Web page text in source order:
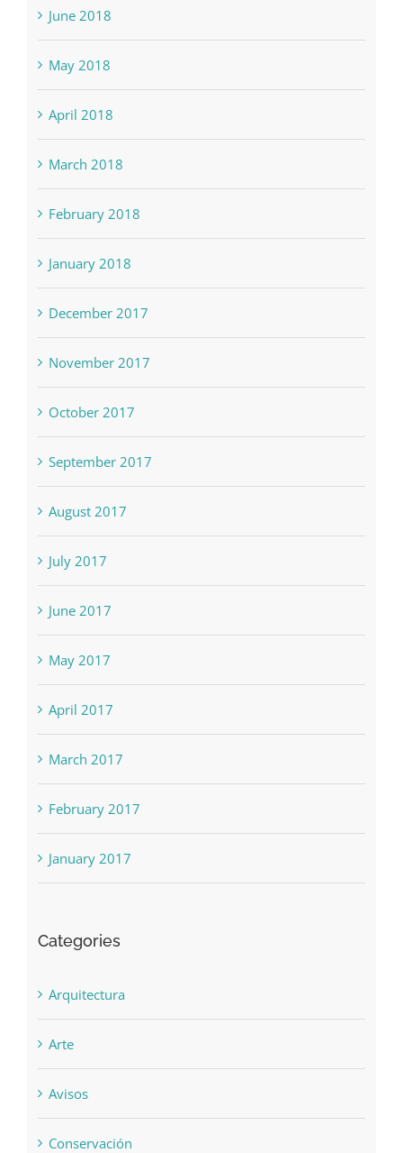
June 2018
May 2018
April 2018
March 2018
February 2018
January 2018
December 2017
November 2017
October 2017
September 2017
August 2017
July 2017
June 2017
May 2017
April 2017
March 2017
February 2017
January 2017
Categories
Arquitectura
Arte
Avisos
Conservación